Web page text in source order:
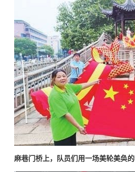
麻巷门桥上，队员们用一场美轮美奂